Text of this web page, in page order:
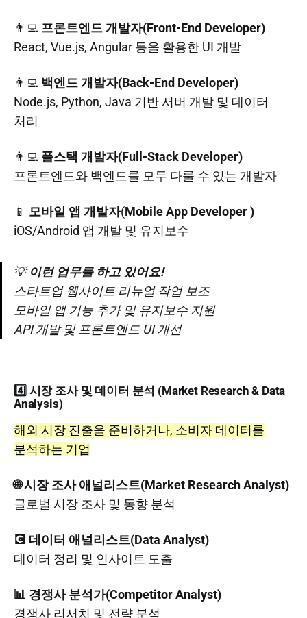
👨‍💻 프론트엔드 개발자(Front-End Developer)
React, Vue.js, Angular 등을 활용한 UI 개발
👨‍💻 백엔드 개발자(Back-End Developer)
Node.js, Python, Java 기반 서버 개발 및 데이터
처리
👨‍💻 풀스택 개발자(Full-Stack Developer)
프론트엔드와 백엔드를 모두 다룰 수 있는 개발자
📱 모바일 앱 개발자(Mobile App Developer )
iOS/Android 앱 개발 및 유지보수
💡이런 업무를 하고 있어요!
스타트업 웹사이트 리뉴얼 작업 보조
모바일 앱 기능 추가 및 유지보수 지원
API 개발 및 프론트엔드 UI 개선
4️⃣ 시장 조사 및 데이터 분석 (Market Research & Data
Analysis)
해외 시장 진출을 준비하거나, 소비자 데이터를
분석하는 기업
🌐 시장 조사 애널리스트(Market Research Analyst)
글로벌 시장 조사 및 동향 분석
💽 데이터 애널리스트(Data Analyst)
데이터 정리 및 인사이트 도출
📊 경쟁사 분석가(Competitor Analyst)
경쟁사 리서치 및 전략 분석